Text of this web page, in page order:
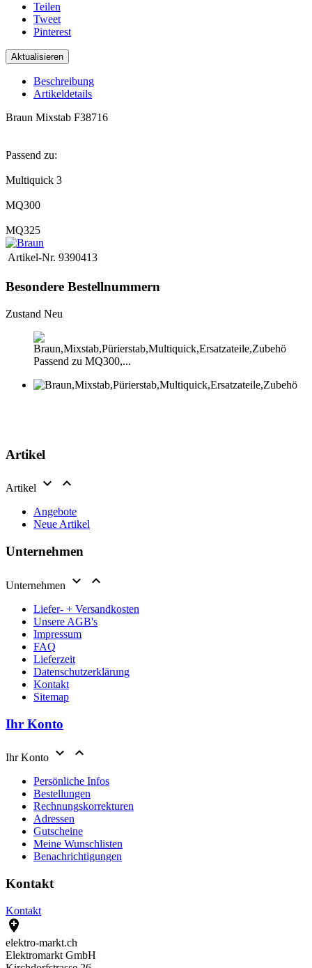
Teilen
Tweet
Pinterest
Beschreibung
Artikeldetails
Braun Mixstab F38716
Passend zu:
Multiquick 3
MQ300
MQ325
Artikel-Nr. 9390413
Besondere Bestellnummern
Zustand Neu
Passend zu MQ300,...
Artikel
Artikel  
Angebote
Neue Artikel
Unternehmen
Unternehmen  
Liefer- + Versandkosten
Unsere AGB's
Impressum
FAQ
Lieferzeit
Datenschutzerklärung
Kontakt
Sitemap
Ihr Konto
Ihr Konto  
Persönliche Infos
Bestellungen
Rechnungskorrekturen
Adressen
Gutscheine
Meine Wunschlisten
Benachrichtigungen
Kontakt
Kontakt

elektro-markt.ch
Elektromarkt GmbH